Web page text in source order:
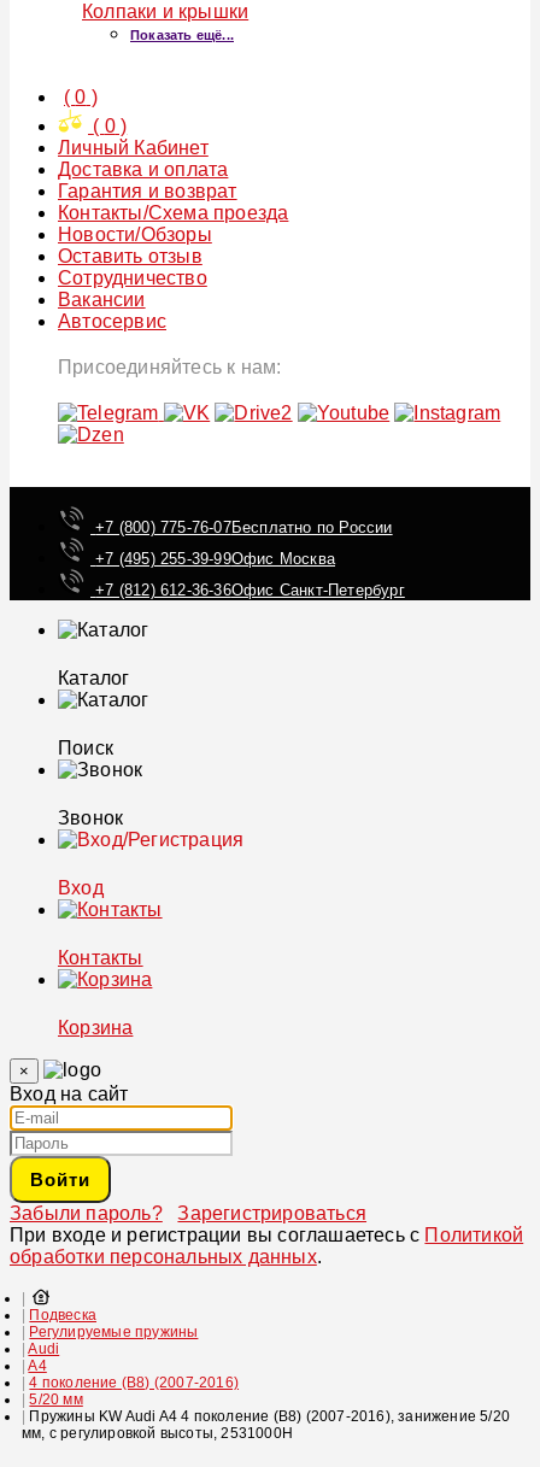
Колпаки и крышки
Показать ещё...
(0 )
( 0)
Личный Кабинет
Доставка и оплата
Гарантия и возврат
Контакты/Схема проезда
Новости/Обзоры
Оставить отзыв
Сотрудничество
Вакансии
Автосервис
Присоединяйтесь к нам:
+7 (800) 775-76-07Бесплатно по России
+7 (495) 255-39-99Офис Москва
+7 (812) 612-36-36Офис Санкт-Петербург
Каталог
Поиск
Звонок
Вход
Контакты
Корзина
×
Вход на сайт
Войти
Забыли пароль?
Зарегистрироваться
При входе и регистрации вы соглашаетесь с Политикой
обработки персональных данных.
Подвеска
Регулируемые пружины
Audi
A4
4 поколение (B8) (2007-2016)
5/20 мм
Пружины KW Audi A4 4 поколение (B8) (2007-2016), занижение 5/20
мм, с регулировкой высоты, 2531000H